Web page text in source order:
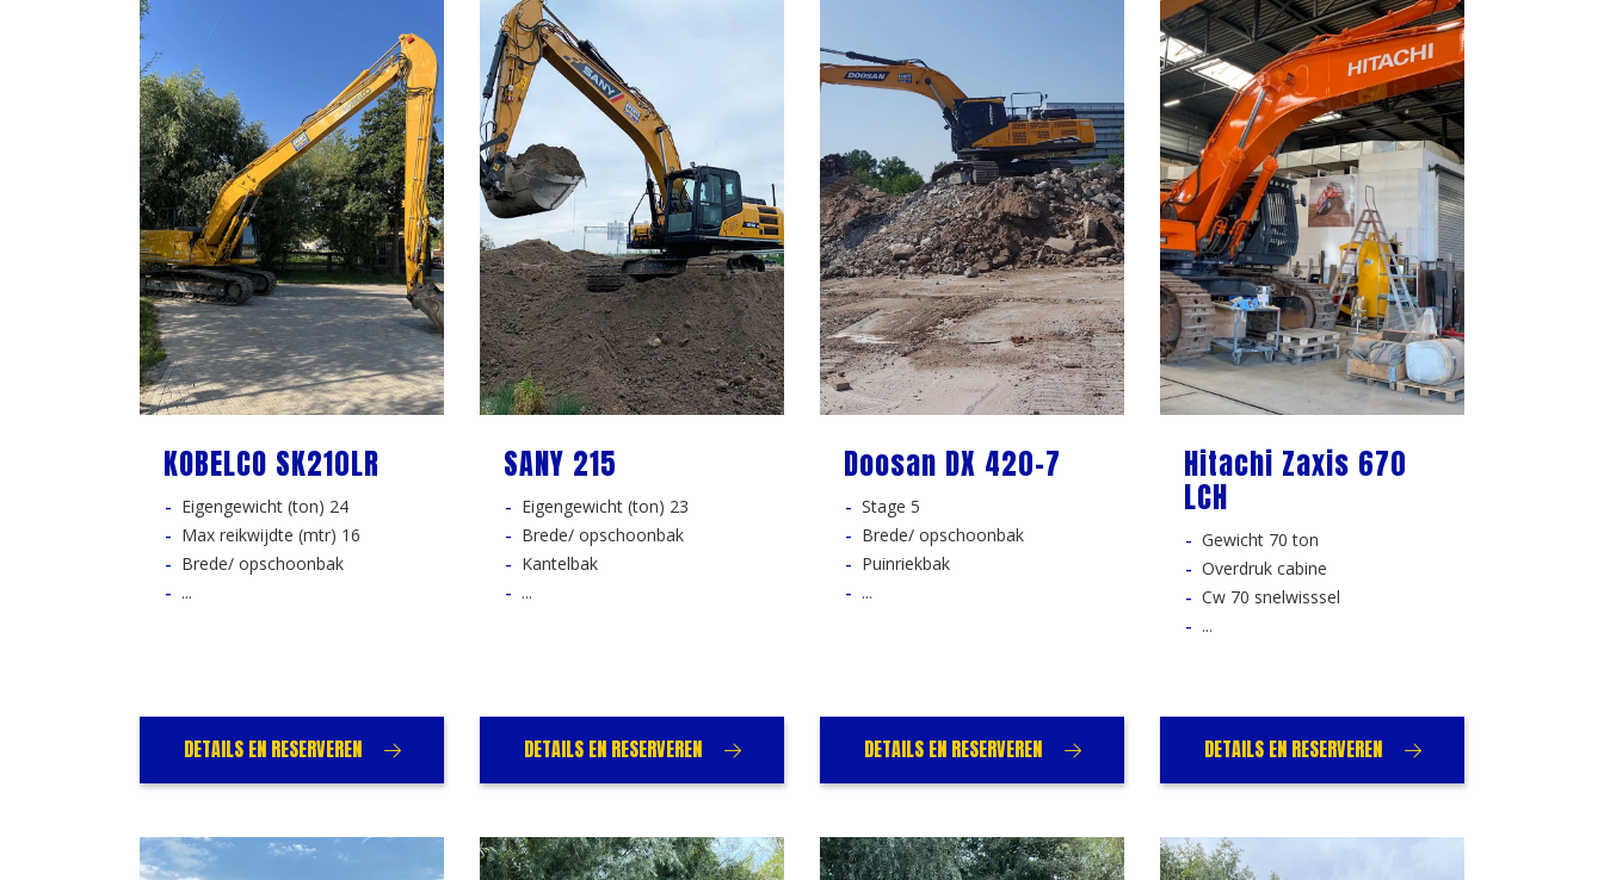
KOBELCO SK210LR
Eigengewicht (ton) 24
Max reikwijdte (mtr) 16
Brede/ opschoonbak
...
DETAILS EN RESERVEREN
SANY 215
Eigengewicht (ton) 23
Brede/ opschoonbak
Kantelbak
...
DETAILS EN RESERVEREN
Doosan DX 420-7
Stage 5
Brede/ opschoonbak
Puinriekbak
...
DETAILS EN RESERVEREN
Hitachi Zaxis 670
LCH
Gewicht 70 ton
Overdruk cabine
Cw 70 snelwisssel
...
DETAILS EN RESERVEREN